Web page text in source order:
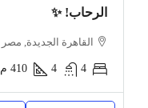
الرحاب! ✨
القاهرة الجديدة, مصر
4
4
410 م2